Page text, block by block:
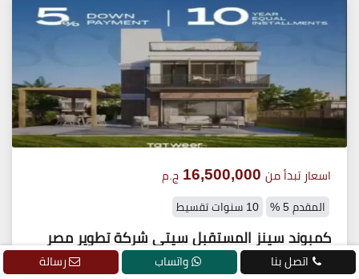
اسعار تبدأ من 16,500,000 ج.م
المقدم 5 % 10 سنوات تقسيط
كمبوند سينز المستقبل سيتي شركة تطوير مصر
19839 Scenes Mostakbal City - فيلات فقطاتصل بنا واتساب رسالة